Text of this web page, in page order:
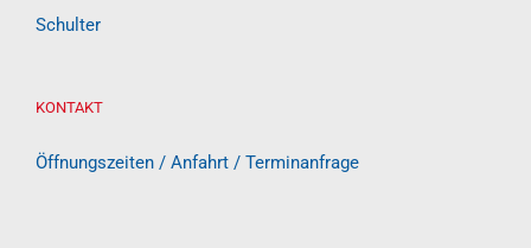
Schulter
KONTAKT
Öffnungszeiten / Anfahrt / Terminanfrage